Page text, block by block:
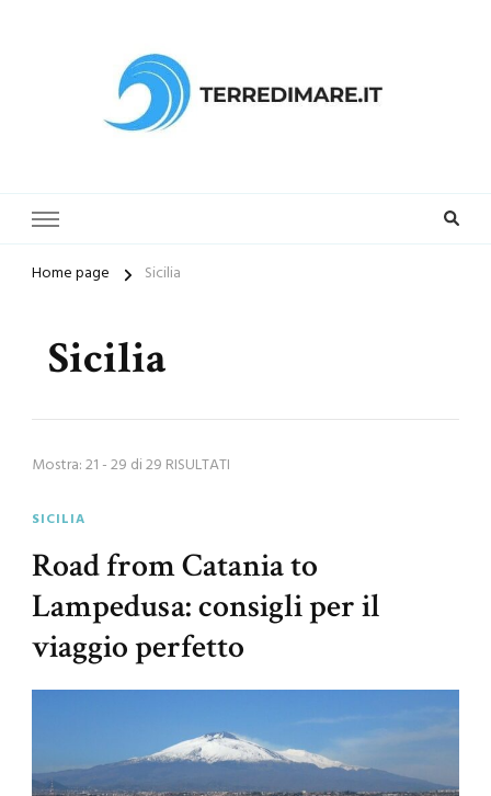
Home page Sicilia
Sicilia
Mostra: 21 - 29 di 29 RISULTATI
SICILIA
Road from Catania to
Lampedusa: consigli per il
viaggio perfetto